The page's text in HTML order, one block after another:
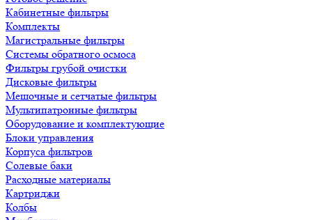
Кабинетные фильтры
Комплекты
Магистральные фильтры
Системы обратного осмоса
Фильтры грубой очистки
Дисковые фильтры
Мешочные и сетчатые фильтры
Мультипатронные фильтры
Оборудование и комплектующие
Блоки управления
Корпуса фильтров
Солевые баки
Расходные материалы
Картриджи
Колбы